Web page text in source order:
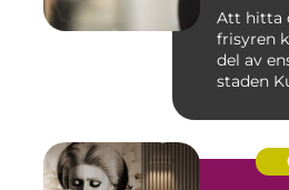
Att hitta
frisyren
del av
staden